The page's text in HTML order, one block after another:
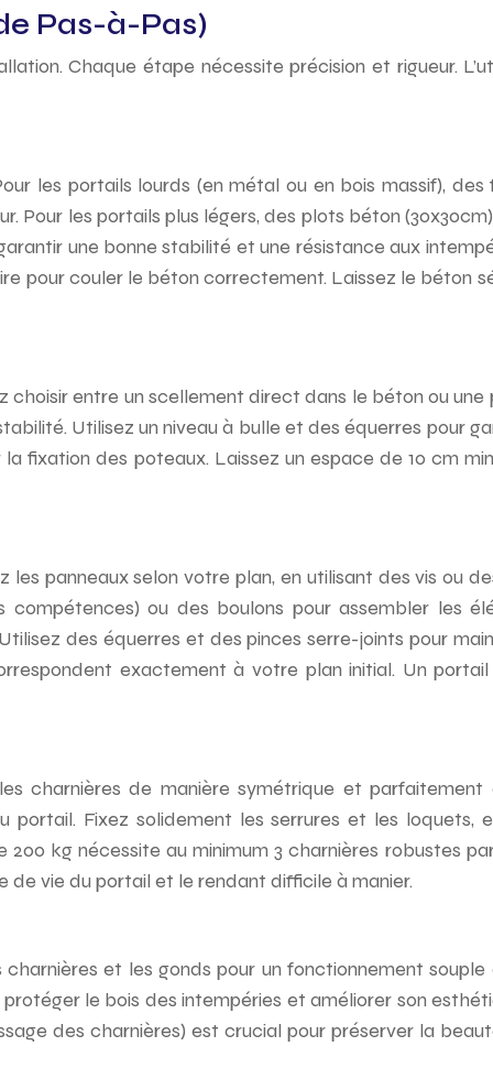
Pas-à-Pas)
Chaque étape nécessite précision et rigueur.
les portails lourds (en métal ou en bois massif),
les portails plus légers, des plots béton
une bonne stabilité et une résistance aux
pour couler le béton correctement. Laissez le béton
entre un scellement direct dans le béton ou une
Utilisez un niveau à bulle et des équerres pour
fixation des poteaux. Laissez un espace de 10 cm
panneaux selon votre plan, en utilisant des vis ou
ou des boulons pour assembler les
des équerres et des pinces serre-joints pour
exactement à votre plan initial. Un
charnières de manière symétrique et
Fixez solidement les serrures et les loquets,
kg nécessite au minimum 3 charnières robustes
de vie du portail et le rendant difficile à manier.
et les gonds pour un fonctionnement
le bois des intempéries et améliorer son
des charnières) est crucial pour préserver la